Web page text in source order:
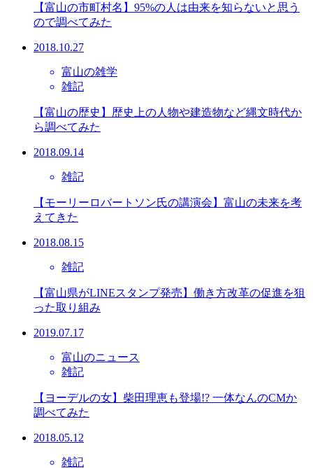
【富山の市町村名】95%の人は由来を知らないと思う
ので調べてみた
2018.10.27
富山の雑学
雑記
【富山の歴史】歴史上の人物や建造物など縄文時代か
ら調べてみた
2018.09.14
雑記
【モーリーロバートソン氏の講演会】富山の未来を考
えてきた
2018.08.15
雑記
【富山県がLINEスタンプ発売】働き方改革の促進を狙
った取り組み
2019.07.17
富山のニュース
雑記
【ヨーデルの女】柴田理恵も登場!? 一体なんのCMか
調べてみた
2018.05.12
雑記